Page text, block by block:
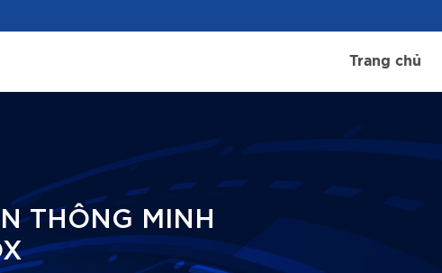
Trang chủ
THÔNG MINH